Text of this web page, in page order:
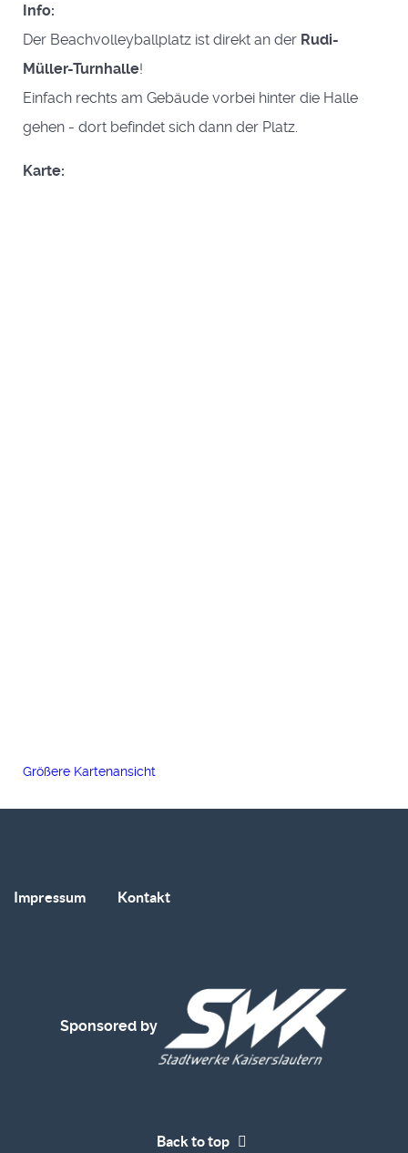
Info:
Der Beachvolleyballplatz ist direkt an der Rudi-
Müller-Turnhalle!
Einfach rechts am Gebäude vorbei hinter die Halle
gehen - dort befindet sich dann der Platz.
Karte:
Größere Kartenansicht
Impressum Kontakt
Sponsored by
Back to top